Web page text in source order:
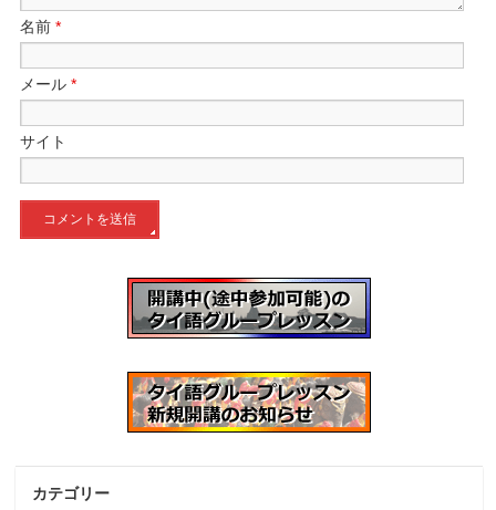
名前*
メール*
サイト
カテゴリー